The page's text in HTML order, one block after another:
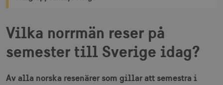
Vilka norrmän reser på
semester till Sverige idag?
Av alla norska resenärer som gillar att semestra i